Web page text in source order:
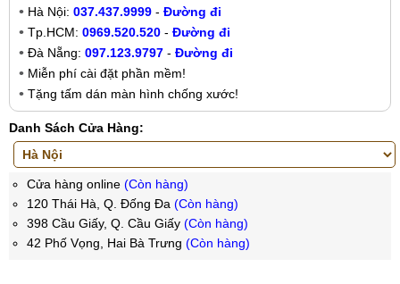
Hà Nội: 037.437.9999 - Đường đi
Tp.HCM: 0969.520.520 - Đường đi
Đà Nẵng: 097.123.9797 - Đường đi
Miễn phí cài đặt phần mềm!
Tặng tấm dán màn hình chống xước!
Danh Sách Cửa Hàng:
Cửa hàng online (Còn hàng)
120 Thái Hà, Q. Đống Đa (Còn hàng)
398 Cầu Giấy, Q. Cầu Giấy (Còn hàng)
42 Phố Vọng, Hai Bà Trưng (Còn hàng)